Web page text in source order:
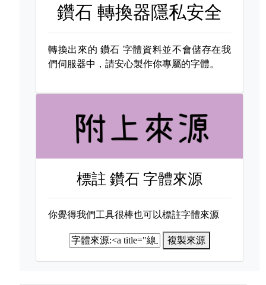
鑽石 轉換器隱私安全
轉換出來的 鑽石 字體資料並不會儲存在我
們伺服器中，請安心製作你專屬的字體。
標註鑽石 字體來源
你覺得我們工具很棒也可以標註字體來源
複製來源